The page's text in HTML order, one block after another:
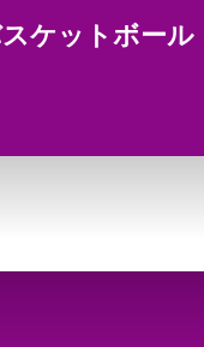
ケットボール